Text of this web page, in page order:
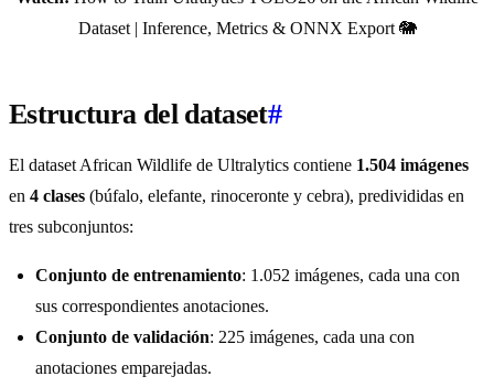
Dataset | Inference, Metrics & ONNX Export 🐘
Estructura del dataset#
El dataset African Wildlife de Ultralytics contiene 1.504 imágenes
en 4 clases (búfalo, elefante, rinoceronte y cebra), predivididas en
tres subconjuntos:
Conjunto de entrenamiento: 1.052 imágenes, cada una con
sus correspondientes anotaciones.
Conjunto de validación: 225 imágenes, cada una con
anotaciones emparejadas.